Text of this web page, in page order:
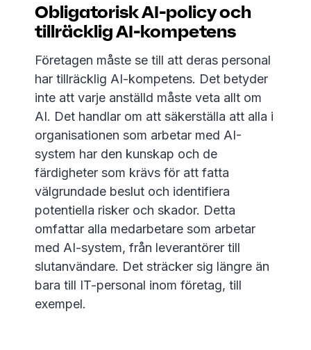
Obligatorisk AI-policy och
tillräcklig AI-kompetens
Företagen måste se till att deras personal
har tillräcklig AI-kompetens. Det betyder
inte att varje anställd måste veta allt om
AI. Det handlar om att säkerställa att alla i
organisationen som arbetar med AI-
system har den kunskap och de
färdigheter som krävs för att fatta
välgrundade beslut och identifiera
potentiella risker och skador. Detta
omfattar alla medarbetare som arbetar
med AI-system, från leverantörer till
slutanvändare. Det sträcker sig längre än
bara till IT-personal inom företag, till
exempel.